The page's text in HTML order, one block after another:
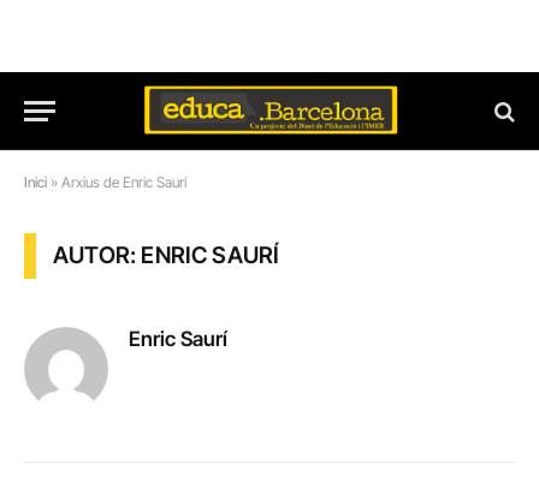
Inici » Arxius de Enric Saurí
AUTOR: ENRIC SAURÍ
Enric Saurí